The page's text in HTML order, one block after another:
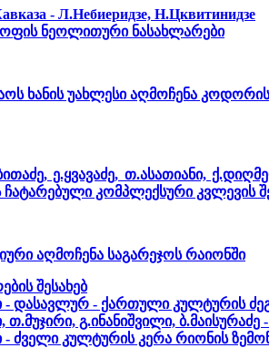
- Л.Небиеридзе, Н.Цквитинидзе
ნეოლითური ნასახლარები
ხანის უახლესი აღმოჩენა
ე.ყვავაძე, თ.ასათიანი,
ჩატარებული კომპლექსური კვლევის
აღმოჩენა საგარეჯოს რაიონში
შესახებ
- დასავლურ - ქართული კულტურის
თ.მუჯირი, გ.ინანიშვილი,
- ძველი კულტურის კერა რიონის